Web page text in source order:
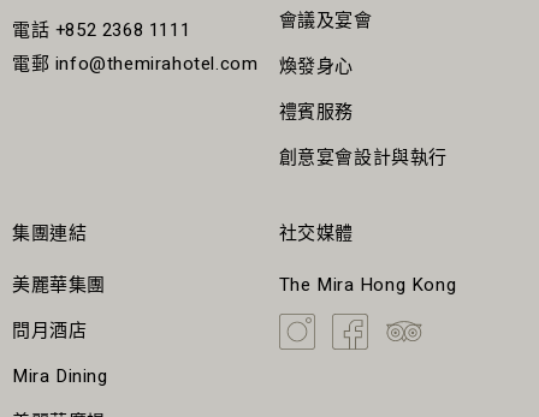
課程只限16歲或以上人士參加。
請保管個人財物，MiraSpa概不負責。
客人有責任向導師報告過往傷病，或有機會影響其進行課程
課程費用、條款及細則如有更改將不作事前通知。
如有任何爭議，MiraSpa將保留最終決定權。
電話 +852 2368 1111
電郵 info@themirahotel.com
集團連結
美麗華集團
問月酒店
Mira Dining
會議及宴會
煥發身心
禮賓服務
創意宴會設計與執行
社交媒體
The Mira Hong Kong